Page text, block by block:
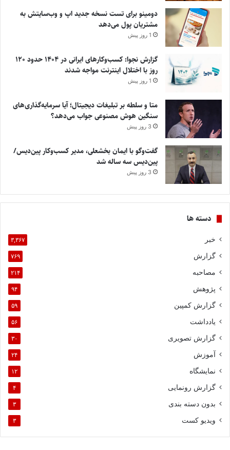
دومینو برای تست نسخه جدید اپ و وب‌سایتش به
مشتریان پول می‌دهد
1 روز پیش
گزارش نجوا: کسب‌وکارهای ایرانی در ۱۴۰۴ حدود ۱۲۰
روز با اختلال اینترنت مواجه شدند
1 روز پیش
متا و سلطه بر تبلیغات دیجیتال؛ آیا سرمایه‌گذاری‌های
سنگین هوش مصنوعی جواب می‌دهد؟
3 روز پیش
گفت‌وگو با ایمان بخشعلی، مدیر کسب‌وکار پین‌دیس/
پین‌دیس سه ساله شد
3 روز پیش
دسته ها
خبر ۳,۳۶۷
گزارش ۷۶۹
مصاحبه ۲۱۴
پژوهش ۹۴
گزارش کمپین ۵۹
یادداشت ۵۶
گزارش تصویری ۳۰
آموزش ۲۴
نمایشگاه ۱۲
گزارش رونمایی ۴
بدون دسته بندی ۳
ویدیو کست ۳